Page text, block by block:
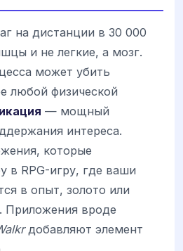
на дистанции в 30 000
и не легкие, а мозг.
может убить
любой физической
— мощный
интереса.
которые
в RPG-игру, где ваши
в опыт, золото или
Приложения вроде
добавляют элемент